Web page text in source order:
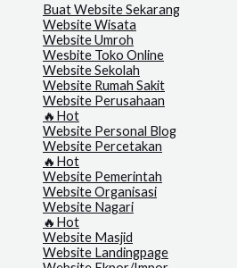
Buat Website Sekarang
Website Wisata
Website Umroh
Wesbite Toko Online
Website Sekolah
Website Rumah Sakit
Website Perusahaan
🔥Hot
Website Personal Blog
Website Percetakan
🔥Hot
Website Pemerintah
Website Organisasi
Website Nagari
🔥Hot
Website Masjid
Website Landingpage